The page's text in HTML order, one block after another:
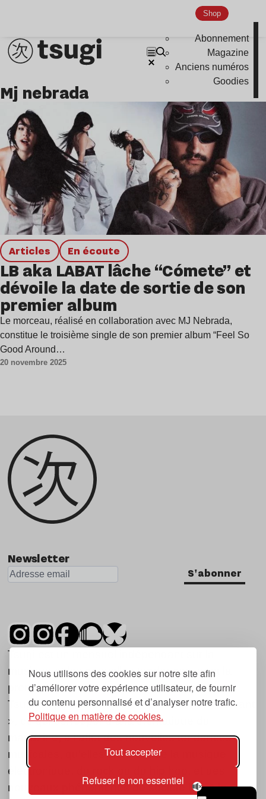
Nous utilisons des cookies sur notre site afin
d’améliorer votre expérience utilisateur, de fournir
du contenu personnalisé et d’analyser notre trafic.
Politique en matière de cookies.
Tout accepter
Refuser le non essentiel
Shop
Abonnement
Magazine
Anciens numéros
Goodies
Indie
mj nebrada
Articles en écoute
LB aka LABAT lâche “Cómete” et
dévoile la date de sortie de son
premier album
Le morceau, réalisé en collaboration avec MJ Nebrada,
constitue le troisième single de son premier album “Feel So
Good Around…
20 novembre 2025
Newsletter
S'abonner
Tsugi est un mensuel indépendant sur la
musique et les nouvelles tendances, dont la
première parution date de 2007.
Tsugi en japonais signifie « prochain », « suivant
», ce qui correspond à la thématique du
magazine, à l’affût des nouvelles tendances
musicales, qu’elles viennent de la musique
électronique, du rock ou du hip hop, et des
nouveaux phénomènes de société liés à la